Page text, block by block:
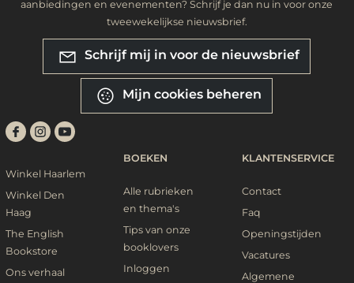
aanbiedingen en evenementen? Schrijf je dan nu in voor onze
tweewekelijkse nieuwsbrief.
Schrijf mij in voor de nieuwsbrief
Mijn cookies beheren
Winkel Haarlem
Winkel Den
Haag
The English
Bookstore
Ons verhaal
BOEKEN
Alle rubrieken
en thema's
Tips van onze
booklovers
Inloggen
KLANTENSERVICE
Contact
Faq
Openingstijden
Vacatures
Algemene